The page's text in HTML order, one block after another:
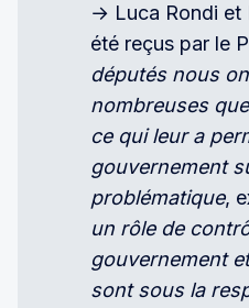
→ Luca Rondi et
été reçus par le
députés nous
nombreuses
ce qui leur a
gouvernement
problématique,
un rôle de
gouvernement
sont sous la